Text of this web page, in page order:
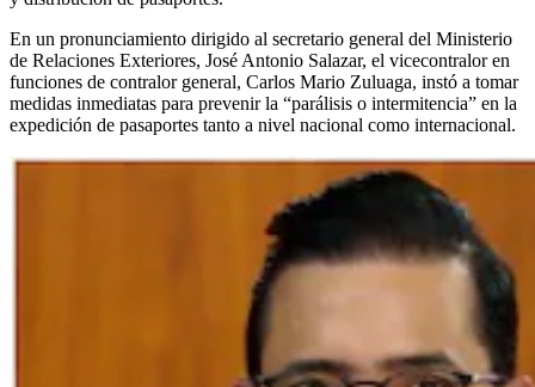
En un pronunciamiento dirigido al secretario general del Ministerio
de Relaciones Exteriores, José Antonio Salazar, el vicecontralor en
funciones de contralor general, Carlos Mario Zuluaga, instó a tomar
medidas inmediatas para prevenir la “parálisis o intermitencia” en la
expedición de pasaportes tanto a nivel nacional como internacional.